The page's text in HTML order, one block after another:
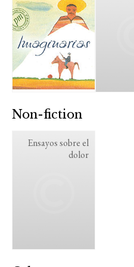
Non-fiction
Ensayos sobre el
dolor